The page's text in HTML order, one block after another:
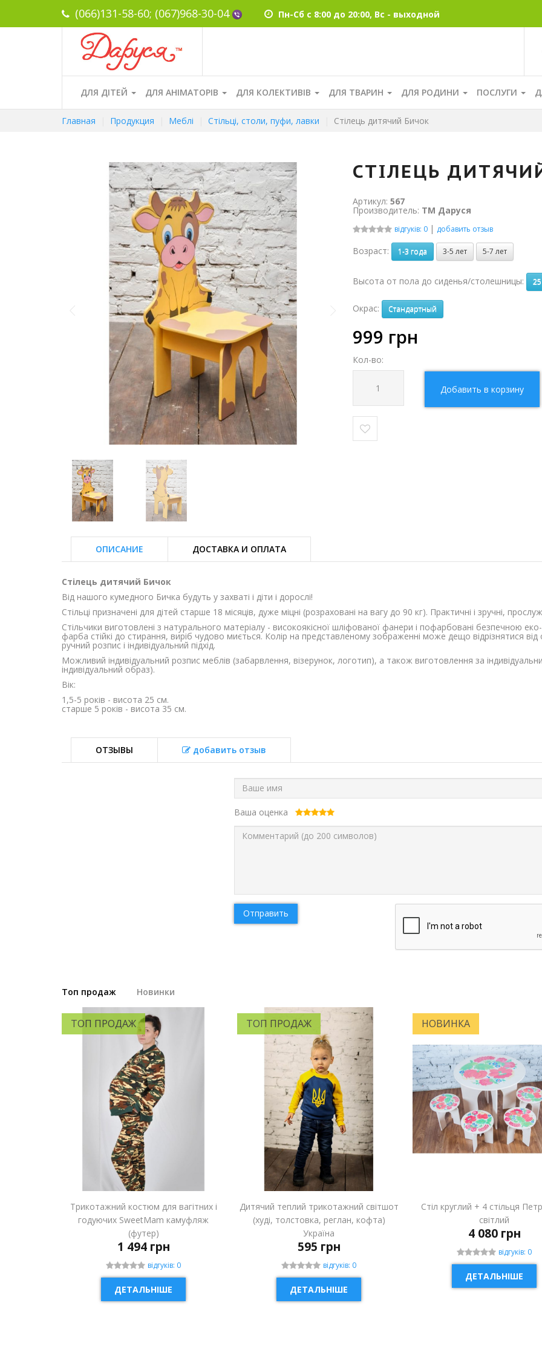
(066)131-58-60; (067)968-30-04 Пн-Сб с 8:00 до 20:00, Вс - выходной
ДЛЯ ДІТЕЙ ДЛЯ АНІМАТОРІВ ДЛЯ КОЛЕКТИВІВ ДЛЯ ТВАРИН ДЛЯ РОДИНИ ПОСЛУГИ
Главная Продукция Меблі Стільці, столи, пуфи, лавки Стілець дитячий Бичок
СТІЛЕЦЬ
Артикул: 567
Производитель: ТМ Даруся
відгуків: 0 | добавить отзыв
Возраст: 1-3 года 3-5 лет 5-7 лет
Высота от пола до сиденья/столешницы:
Окрас: Стандартный
999 грн
Кол-во:
Добавить в корзину
ОПИСАНИЕ ДОСТАВКА И ОПЛАТА
Стілець дитячий Бичок
Від нашого кумедного Бичка будуть у захваті і діти і дорослі!
Стільці призначені для дітей старше 18 місяців, дуже міцні (розраховані на вагу до 90 кг). Практичні і зручні,
Стільчики виготовлені з натурального матеріалу - високоякісної шліфованої фанери і пофарбовані безпечною
фарба стійкі до стирання, виріб чудово миється. Колір на представленому зображенні може дещо відрізнятися від
ручний розпис і індивідуальний підхід.
Можливий індивідуальний розпис меблів (забарвлення, візерунок, логотип), а також виготовлення за
індивідуальний образ).
Вік:
1,5-5 років - висота 25 см.
старше 5 років - висота 35 см.
ОТЗЫВЫ добавить отзыв
Ваша оценка
Отправить
Топ продаж Новинки
ТОП ПРОДАЖ
Трикотажний костюм для вагітних і
годуючих SweetMam камуфляж
(футер)
1 494 грн
відгуків: 0
ДЕТАЛЬНІШЕ
ТОП ПРОДАЖ
Дитячий теплий трикотажний світшот
(худі, толстовка, реглан, кофта)
Україна
595 грн
відгуків: 0
ДЕТАЛЬНІШЕ
НОВИНКА
Стіл круглий + 4 стільця
світлий
4 080 грн
відгуків: 0
ДЕТАЛЬНІШЕ